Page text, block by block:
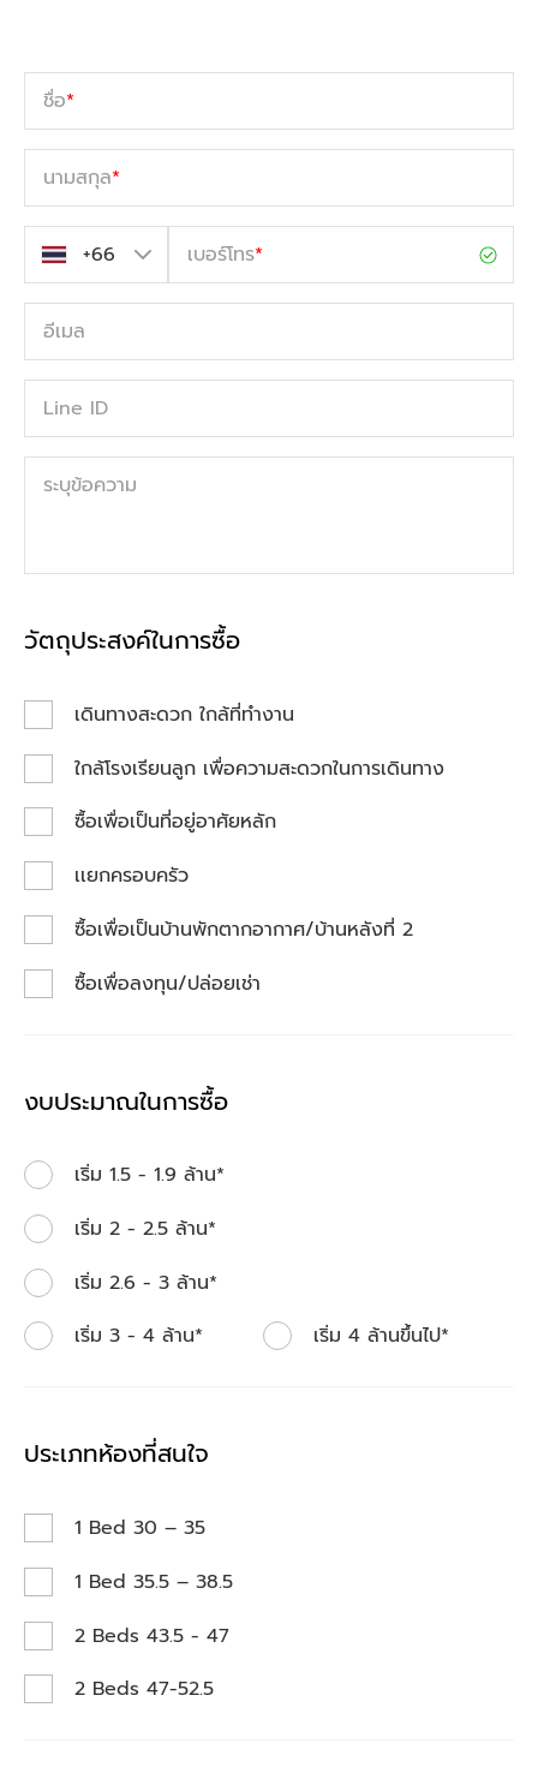
ชื่อ*
นามสกุล*
เบอร์โทร*
อีเมล
Line ID
ระบุข้อความ
วัตถุประสงค์ในการซื้อ
เดินทางสะดวก ใกล้ที่ทำงาน
ใกล้โรงเรียนลูก เพื่อความสะดวกในการเดินทาง
ซื้อเพื่อเป็นที่อยู่อาศัยหลัก
เเยกครอบครัว
ซื้อเพื่อเป็นบ้านพักตากอากาศ/บ้านหลังที่ 2
ซื้อเพื่อลงทุน/ปล่อยเช่า
งบประมาณในการซื้อ
เริ่ม 1.5 - 1.9 ล้าน*
เริ่ม 2 - 2.5 ล้าน*
เริ่ม 2.6 - 3 ล้าน*
เริ่ม 3 - 4 ล้าน*
เริ่ม 4 ล้านขึ้นไป*
ประเภทห้องที่สนใจ
1 Bed 30 – 35
1 Bed 35.5 – 38.5
2 Beds 43.5 - 47
2 Beds 47-52.5